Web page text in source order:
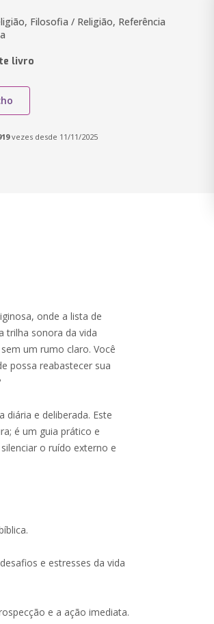
Filosofia / Religião, Referência
livro
vezes desde 11/11/2025
onde a lista de
trilha sonora da vida
um rumo claro. Você
possa reabastecer sua
e deliberada. Este
é um guia prático e
o ruído externo e
e estresses da vida
e a ação imediata.